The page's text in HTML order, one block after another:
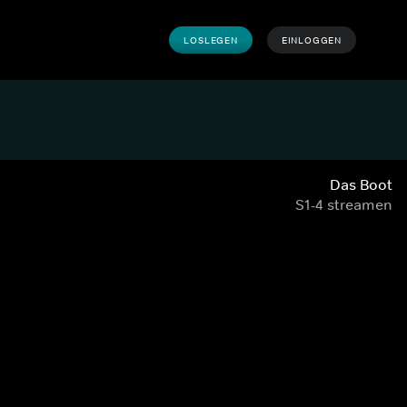
LOSLEGEN EINLOGGEN
Das Boot
S1-4 streamen